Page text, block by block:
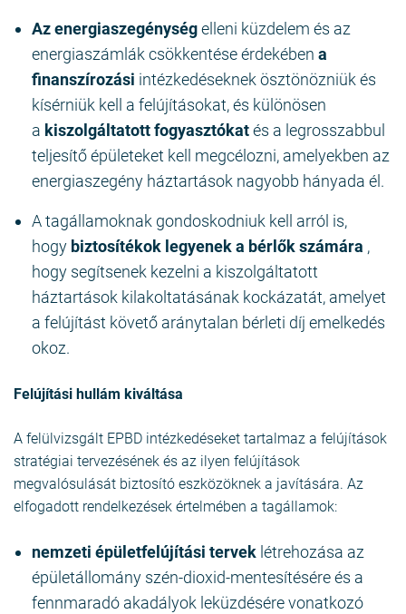
Az energiaszegénységelleni küzdelem és az
energiaszámlák csökkentése érdekében a
finanszírozási intézkedéseknek ösztönözniük és
kísérniük kell a felújításokat, és különösen
a kiszolgáltatott fogyasztókatés a legrosszabbul
teljesítő épületeket kell megcélozni, amelyekben az
energiaszegény háztartások nagyobb hányada él.
A tagállamoknak gondoskodniuk kell arról is,
hogy biztosítékok legyenek a bérlők számára ,
hogy segítsenek kezelni a kiszolgáltatott
háztartások kilakoltatásának kockázatát, amelyet
a felújítást követő aránytalan bérleti díj emelkedés
okoz.
Felújítási hullám kiváltása
A felülvizsgált EPBD intézkedéseket tartalmaz a felújítások
stratégiai tervezésének és az ilyen felújítások
megvalósulását biztosító eszközöknek a javítására. Az
elfogadott rendelkezések értelmében a tagállamok:
nemzeti épületfelújítási tervek létrehozása az
épületállomány szén-dioxid-mentesítésére és a
fennmaradó akadályok leküzdésére vonatkozó